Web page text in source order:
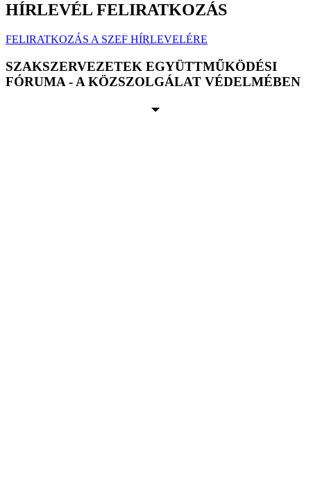
HÍRLEVÉL FELIRATKOZÁS
FELIRATKOZÁS A SZEF HÍRLEVELÉRE
SZAKSZERVEZETEK EGYÜTTMŰKÖDÉSI
FÓRUMA - A KÖZSZOLGÁLAT VÉDELMÉBEN